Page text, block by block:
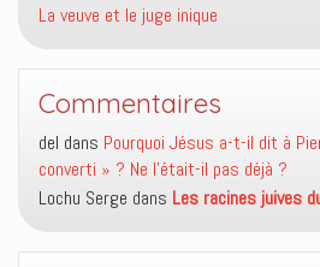
La veuve et le juge inique
Commentaires
del dans Pourquoi Jésus a-t-il dit à
converti » ? Ne l’était-il pas déjà ?
Lochu Serge dans Les racines juives